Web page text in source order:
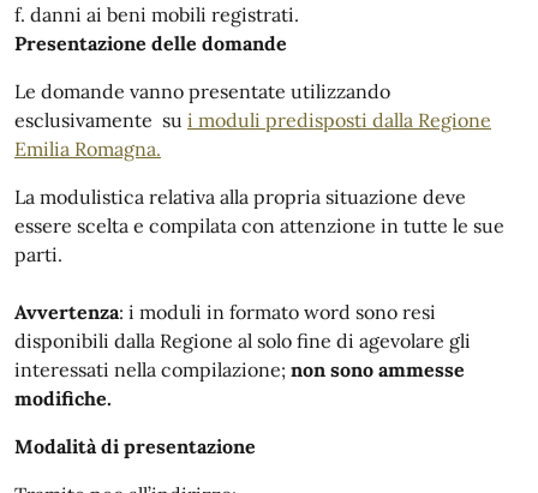
f. danni ai beni mobili registrati.
Presentazione delle domande
Le domande vanno presentate utilizzando
esclusivamente su i moduli predisposti dalla Regione
Emilia Romagna.
La modulistica relativa alla propria situazione deve
essere scelta e compilata con attenzione in tutte le sue
parti.
Avvertenza: i moduli in formato word sono resi
disponibili dalla Regione al solo fine di agevolare gli
interessati nella compilazione; non sono ammesse
modifiche.
Modalità di presentazione